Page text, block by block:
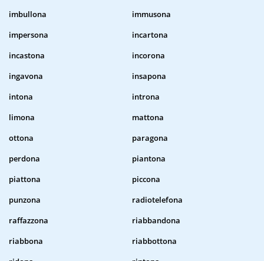
imbullona
immusona
impersona
incartona
incastona
incorona
ingavona
insapona
intona
introna
limona
mattona
ottona
paragona
perdona
piantona
piattona
piccona
punzona
radiotelefona
raffazzona
riabbandona
riabbona
riabbottona